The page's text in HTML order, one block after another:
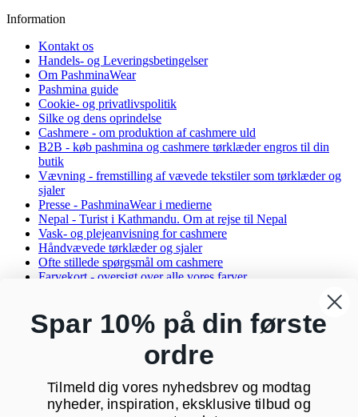
Information
Kontakt os
Handels- og Leveringsbetingelser
Om PashminaWear
Pashmina guide
Cookie- og privatlivspolitik
Silke og dens oprindelse
Cashmere - om produktion af cashmere uld
B2B - køb pashmina og cashmere tørklæder engros til din
butik
Vævning - fremstilling af vævede tekstiler som tørklæder og
sjaler
Presse - PashminaWear i medierne
Nepal - Turist i Kathmandu. Om at rejse til Nepal
Vask- og plejeanvisning for cashmere
Håndvævede tørklæder og sjaler
Ofte stillede spørgsmål om cashmere
Farvekort - oversigt over alle vores farver
Oversigt
Strandparken 23 st tv
8000 Aarhus C
Spar 10% på din første
ordre
Tilmeld dig vores nyhedsbrev og modtag
nyheder, inspiration, eksklusive tilbud og